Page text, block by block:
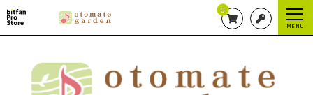
0
MENU